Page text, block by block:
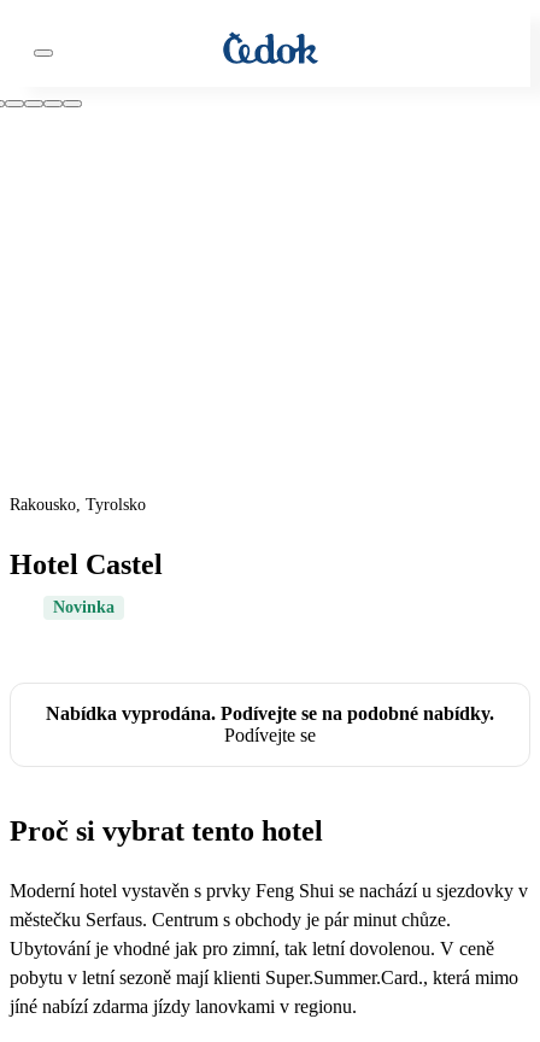
Rakousko, Tyrolsko
Hotel Castel
Novinka
Nabídka vyprodána. Podívejte se na podobné nabídky.
Podívejte se
Proč si vybrat tento hotel
Moderní hotel vystavěn s prvky Feng Shui se nachází u sjezdovky v
městečku Serfaus. Centrum s obchody je pár minut chůze.
Ubytování je vhodné jak pro zimní, tak letní dovolenou. V ceně
pobytu v letní sezoně mají klienti Super.Summer.Card., která mimo
jíné nabízí zdarma jízdy lanovkami v regionu.